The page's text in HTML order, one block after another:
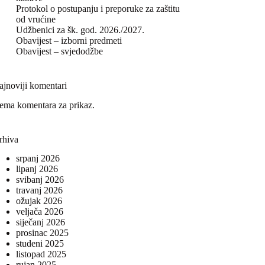
Protokol o postupanju i preporuke za zaštitu
od vrućine
Udžbenici za šk. god. 2026./2027.
Obavijest – izborni predmeti
Obavijest – svjedodžbe
komentari
komentara za prikaz.
srpanj 2026
lipanj 2026
svibanj 2026
travanj 2026
ožujak 2026
veljača 2026
siječanj 2026
prosinac 2025
studeni 2025
listopad 2025